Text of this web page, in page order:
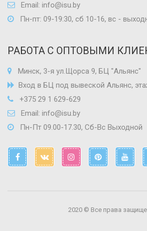
Email: info@isu.by
Пн-пт: 09-19:30, сб 10-16, вс -
РАБОТА С ОПТОВЫМИ
Минск, 3-я ул.Щорса 9, БЦ "Альянс"
Вход в БЦ под вывеской Альянс,
+375 29 1 629-629
Email: info@isu.by
Пн-Пт 09.00-17.30, Сб-Вс Выходной
2020 © Все права